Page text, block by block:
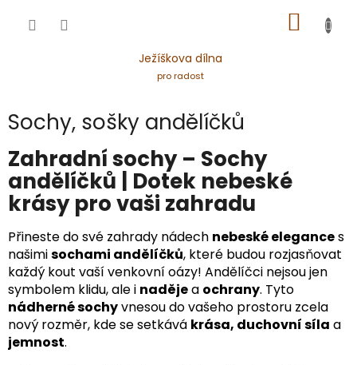
Ježíškova dílna
pro radost
KOŠÍK
Sochy, sošky andělíčků
Zahradní sochy – Sochy
andělíčků | Dotek nebeské
krásy pro vaši zahradu
Přineste do své zahrady nádech nebeské elegances
našimisochami andělíčků, které budou rozjasňovat
každý kout vaší venkovní oázy! Andělíčci nejsou jen
symbolem klidu, ale i nadějea ochrany. Tyto
nádherné sochyvnesou do vašeho prostoru zcela
nový rozměr, kde se setkává krása, duchovní síla a
jemnost.